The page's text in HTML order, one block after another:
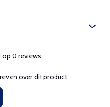
op 0 reviews
over dit product.